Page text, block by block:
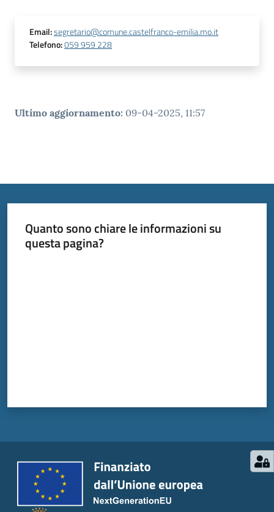
Email:segretario@comune.castelfranco-emilia.mo.it
Telefono:059 959 228
Ultimo aggiornamento: 09-04-2025, 11:57
Quanto sono chiare le informazioni su
questa pagina?